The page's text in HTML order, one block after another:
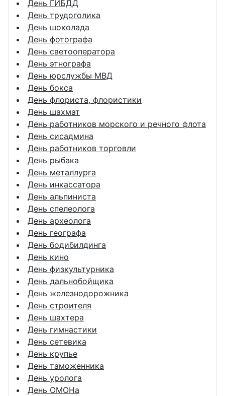
День ГИБДД
День трудоголика
День шоколада
День фотографа
День светооператора
День этнографа
День юрслужбы МВД
День бокса
День флориста, флористики
День шахмат
День работников морского и речного флота
День сисадмина
День работников торговли
День рыбака
День металлурга
День инкассатора
День альпиниста
День спелеолога
День археолога
День географа
День бодибилдинга
День кино
День физкультурника
День дальнобойщика
День железнодорожника
День строителя
День шахтера
День гимнастики
День сетевика
День крупье
День таможенника
День уролога
День ОМОНа